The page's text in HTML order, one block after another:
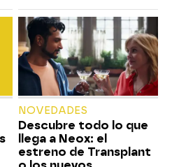
NOVEDADES
Descubre todo lo que
llega a Neox: el
estreno de Transplant